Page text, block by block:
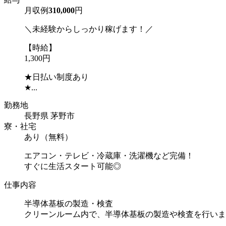
月収例310,000円
＼未経験からしっかり稼げます！／
【時給】
1,300円
★日払い制度あり
★...
勤務地
長野県 茅野市
寮・社宅
あり（無料）
エアコン・テレビ・冷蔵庫・洗濯機など完備！
すぐに生活スタート可能◎
仕事内容
半導体基板の製造・検査
クリーンルーム内で、半導体基板の製造や検査を行い